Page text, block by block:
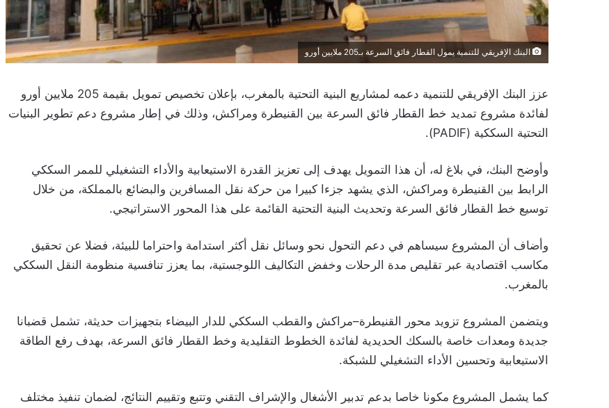
البنك الإفريقي للتنمية يمول القطار فائق السرعة بـ205 ملايين أورو
عزز البنك الإفريقي للتنمية دعمه لمشاريع البنية التحتية بالمغرب، بإعلان تخصيص تمويل بقيمة 205 ملايين أورو
لفائدة مشروع تمديد خط القطار فائق السرعة بين القنيطرة ومراكش، وذلك في إطار مشروع دعم تطوير البنيات
التحتية السككية (PADIF).
وأوضح البنك، في بلاغ له، أن هذا التمويل يهدف إلى تعزيز القدرة الاستيعابية والأداء التشغيلي للممر السككي
الرابط بين القنيطرة ومراكش، الذي يشهد جزءا كبيرا من حركة نقل المسافرين والبضائع بالمملكة، من خلال
توسيع خط القطار فائق السرعة وتحديث البنية التحتية القائمة على هذا المحور الاستراتيجي.
وأضاف أن المشروع سيساهم في دعم التحول نحو وسائل نقل أكثر استدامة واحتراما للبيئة، فضلا عن تحقيق
مكاسب اقتصادية عبر تقليص مدة الرحلات وخفض التكاليف اللوجستية، بما يعزز تنافسية منظومة النقل السككي
بالمغرب.
ويتضمن المشروع تزويد محور القنيطرة–مراكش والقطب السككي للدار البيضاء بتجهيزات حديثة، تشمل قضبانا
جديدة ومعدات خاصة بالسكك الحديدية لفائدة الخطوط التقليدية وخط القطار فائق السرعة، بهدف رفع الطاقة
الاستيعابية وتحسين الأداء التشغيلي للشبكة.
كما يشمل المشروع مكونا خاصا بدعم تدبير الأشغال والإشراف التقني وتتبع وتقييم النتائج، لضمان تنفيذ مختلف